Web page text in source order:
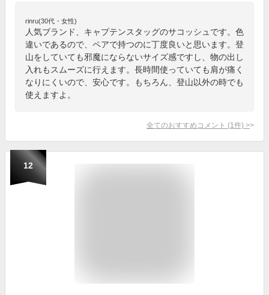
rinru(30代・女性)
人気ブランド、キャプテンスタッグのサコッシュです。色
違いであるので、ペアで持つのに丁度良いと思います。登
山をしていても邪魔にならないサイズ感ですし、物の出し
入れもスムーズに行えます。長時間使っていても肩が痛く
なりにくいので、安心です。もちろん、登山以外の時でも
使えますよ。
全てのおすすめコメント (1 件) >
12